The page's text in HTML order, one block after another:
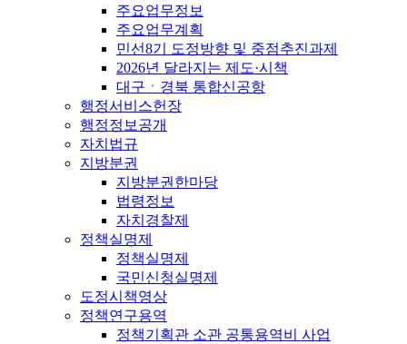
주요업무정보
주요업무계획
민선8기 도정방향 및 중점추진과제
2026년 달라지는 제도·시책
대구ㆍ경북 통합신공항
행정서비스헌장
행정정보공개
자치법규
지방분권
지방분권한마당
법령정보
자치경찰제
정책실명제
정책실명제
국민신청실명제
도정시책영상
정책연구용역
정책기획관 소관 공통용역비 사업